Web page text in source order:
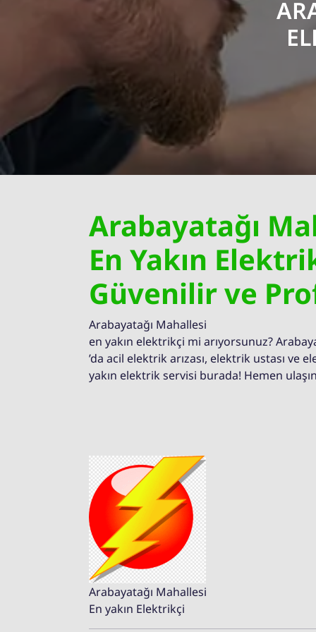
Arabayatağı
En Yakın
Güvenilir ve
Arabayatağı Mahallesi
en yakın elektrikçi mi arıyorsunuz?
’da acil elektrik arızası, elektrik ustası ve
yakın elektrik servisi burada! Hemen
Arabayatağı Mahallesi
En yakın Elektrikçi